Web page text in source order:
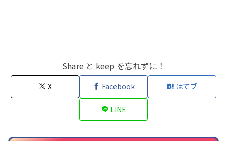
Share と keep を忘れずに！
X Facebook はてブ
LINE